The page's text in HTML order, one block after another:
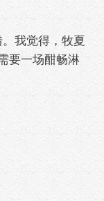
我觉得，牧夏
要一场酣畅淋